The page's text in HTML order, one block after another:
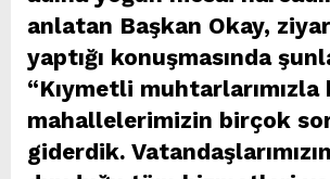
anlatan Başkan Okay,
yaptığı konuşmasında
“Kıymetli
mahallelerimizin birçok
giderdik.